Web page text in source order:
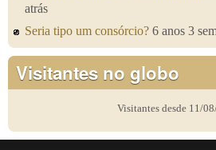
atrás
Seria tipo um consórcio? 6 anos 3
Visitantes no globo
Visitantes desde 11/